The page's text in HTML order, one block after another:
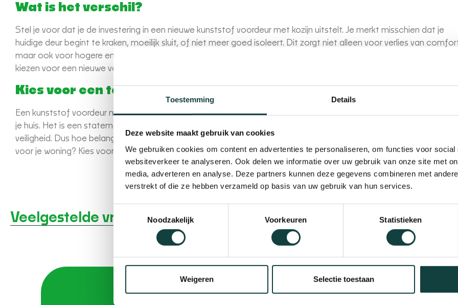
Toestemming Details
Deze website maakt gebruik van cookies
We gebruiken cookies om content en advertenties te personaliseren, om functies voor social
websiteverkeer te analyseren. Ook delen we informatie over uw gebruik van onze site met
media, adverteren en analyse. Deze partners kunnen deze gegevens combineren met
verstrekt of die ze hebben verzameld op basis van uw gebruik van hun services.
Noodzakelijk
Voorkeuren Statistieken
Weigeren Selectie toestaan
Wat is het verschil?
Stel je voor dat je de investering in een nieuwe kunststof voordeur met kozijn uitstelt. Je merkt misschien dat je
huidige deur begint te kraken, moeilijk sluit, of niet meer goed isoleert. Dit zorgt niet alleen voor verlies van
maar ook voor hogere energiekosten. Bovendien kan een verouderde deur een beveiligingsrisico vormen. Door te
kiezen voor een nieuwe voordeur kun je deze problemen voor altijd vermijden.
Kies voor een toekomstbestendige deur
Een kunststof voordeur met kozijn is niet zomaar een deur; het is een investering in de uitstraling en de veiligheid
je huis. Het is een statement over hoe je woning wilt beleven. Je huis verwelkomt je elke dag met stijl, comfort, en
veiligheid. Dus hoe belangrijk is het voor jou dat je voordeur niet alleen veilig is, maar ook de perfecte uitstraling
voor je woning? Kies voor een kunststof voordeur met kozijn en geef je huis de luxe uitstraling die het verdient.
Veelgestelde vragen